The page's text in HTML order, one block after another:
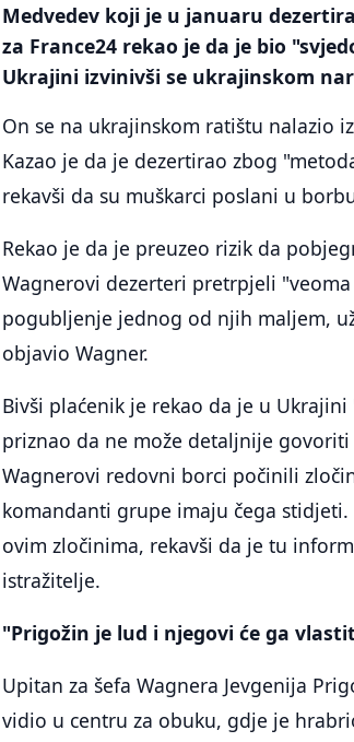
Medvedev koji je u januaru
za France24 rekao je da je bio
Ukrajini izvinivši se ukrajinskom
On se na ukrajinskom ratištu nalazio
Kazao je da je dezertirao zbog
rekavši da su muškarci poslani u
Rekao je da je preuzeo rizik da
Wagnerovi dezerteri pretrpjeli
pogubljenje jednog od njih maljem,
objavio Wagner.
Bivši plaćenik je rekao da je u
priznao da ne može detaljnije
Wagnerovi redovni borci počinili
komandanti grupe imaju čega
ovim zločinima, rekavši da je tu
istražitelje.
"Prigožin je lud i njegovi će ga
Upitan za šefa Wagnera Jevgenija
vidio u centru za obuku, gdje je